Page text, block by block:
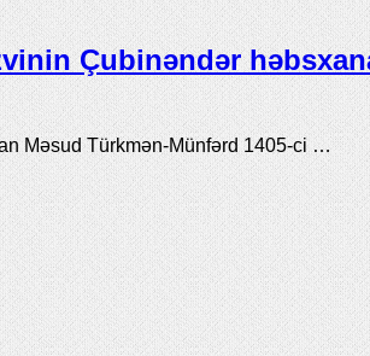
Çubinəndər
Məsud Türkmən-Münfərd 1405-ci …